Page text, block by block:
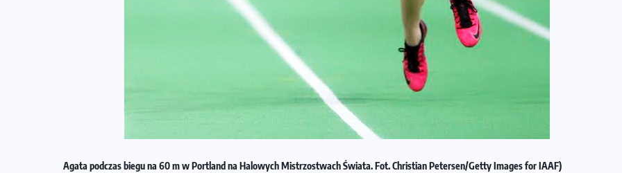
Agata podczas biegu na 60 m w Portland na Halowych Mistrzostwach Świata. Fot. Christian Petersen/Getty Images for IAAF)
„Rekord Polski? Najpierw chcę
[wywiad]
04-12-2025